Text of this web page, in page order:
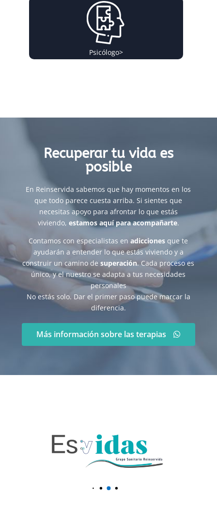
Psicólogo>
Recuperar tu vida es
posible
En Reinservida sabemos que hay momentos en los
que todo parece cuesta arriba. Si sientes que
necesitas apoyo para afrontar lo que estás
viviendo, estamos aquí para acompañarte.
Contamos con especialistas enadicciones que te
ayudarán a entender lo que estás viviendo y a
construir un camino desuperación. Cada proceso es
único, y el nuestro se adapta a tus necesidades
personales
No estás solo. Dar el primer paso puede marcar la
diferencia.
Más información sobre las terapias